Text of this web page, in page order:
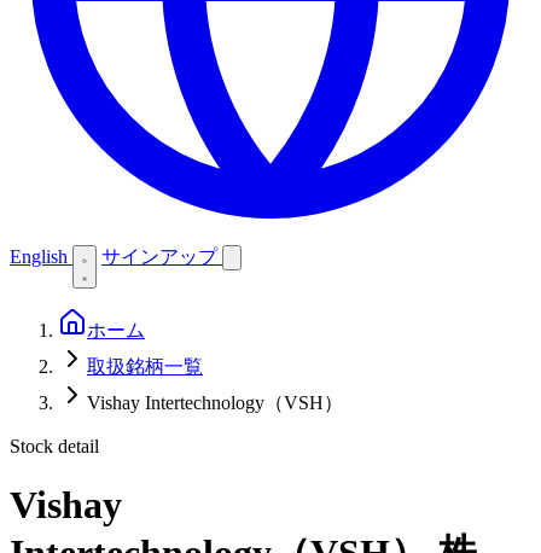
English サインアップ
ホーム
取扱銘柄一覧
Vishay Intertechnology（VSH）
Stock detail
Vishay